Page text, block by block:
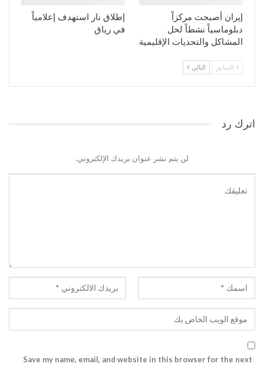
إيران أصبحت مركزاً
دبلوماسياً نشطاً لحل
المشاكل والتحديات الإقليمية
إطلاق نار استهدف إعلامياً
في رياق
السابق التالي
اترك رد
لن يتم نشر عنوان بريدك الإلكتروني.
Save my name, email, and website in this browser for the next